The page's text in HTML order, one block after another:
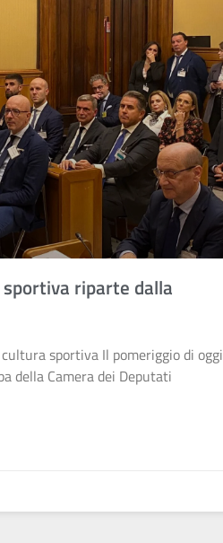
riparte dalla
sportiva Il pomeriggio di oggi
della Camera dei Deputati